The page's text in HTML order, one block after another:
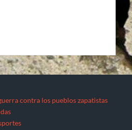
y Oaxaca-Istmo
y Oaxaca-Istmo
Tampico
de México (México)
(Colima)
Durango